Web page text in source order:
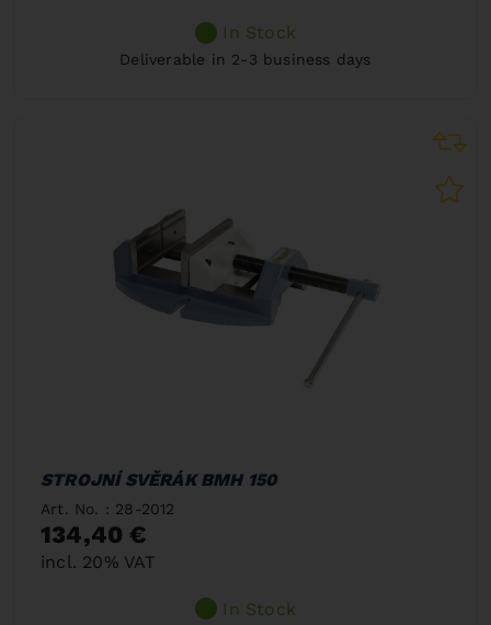
In Stock
Deliverable in 2-3 business days
STROJNÍ SVĚRÁK BMH 150
Art. No. : 28-2012
134,40 €
incl. 20% VAT
In Stock